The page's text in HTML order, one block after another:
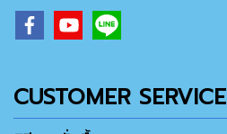
CUSTOMER